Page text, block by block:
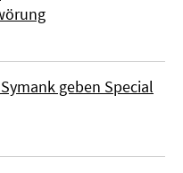
geben Special